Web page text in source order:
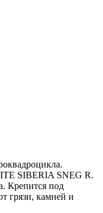
SIBERIA SNEG R.
Крепится под
грязи, камней и